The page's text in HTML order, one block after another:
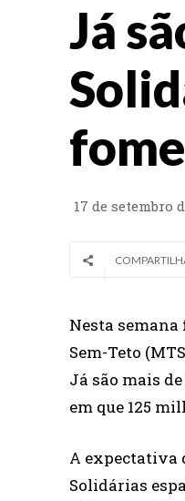
Já
17 de setembro
Nesta
Sem-Teto
Já são mais
em que 125
A expectativa
Solidárias